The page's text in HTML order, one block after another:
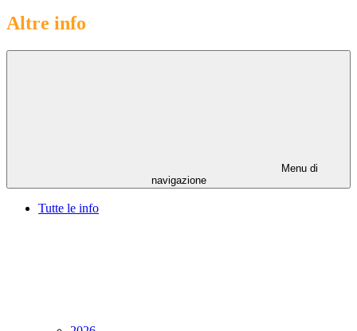
Altre info
Menu di
navigazione
Tutte le info